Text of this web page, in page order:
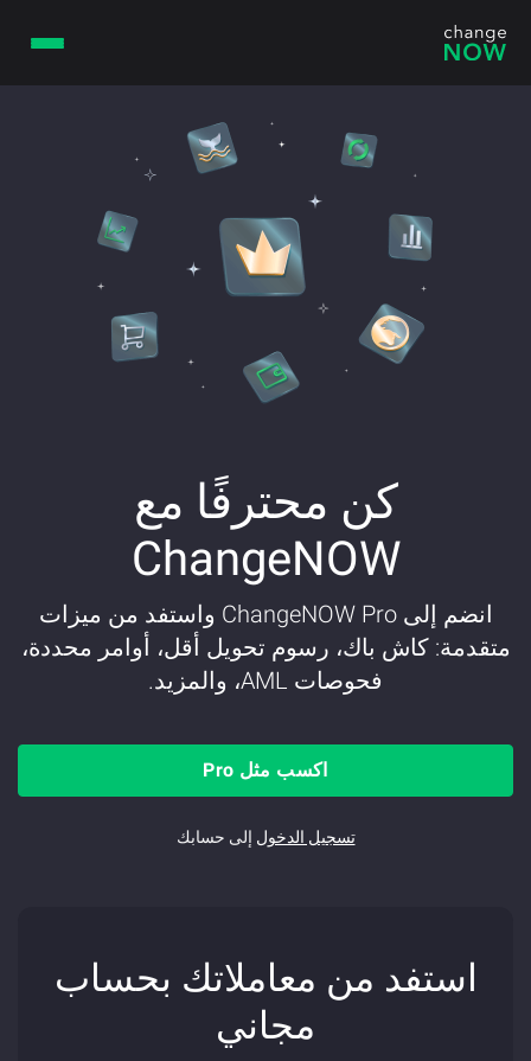
كن محترفًا مع
ChangeNOW
انضم إلى ChangeNOW Pro واستفد من ميزات
متقدمة: كاش باك، رسوم تحويل أقل، أوامر محددة،
فحوصات AML، والمزيد.
اكسب مثل Pro
تسجيل الدخول إلى حسابك
استفد من معاملاتك بحساب
مجاني